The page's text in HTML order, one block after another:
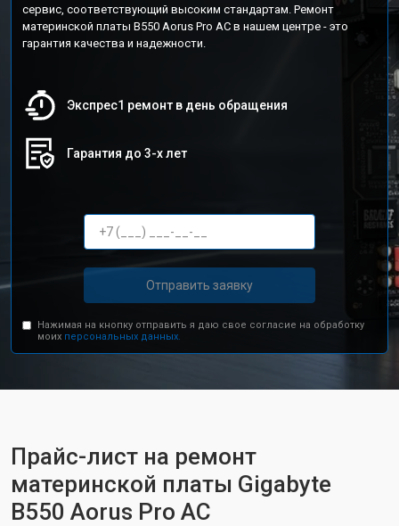
сервис, соответствующий высоким стандартам. Ремонт
материнской платы B550 Aorus Pro AC в нашем центре - это
гарантия качества и надежности.
Экспрес1 ремонт в день обращения
Гарантия до 3-х лет
Отправить заявку
Нажимая на кнопку отправить я даю свое согласие на обработку
моих персональных данных.
Прайс-лист на ремонт
материнской платы Gigabyte
B550 Aorus Pro AC